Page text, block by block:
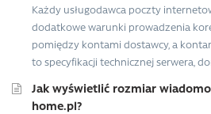
Każdy usługodawca poczty
dodatkowe warunki prowadzenia
pomiędzy kontami dostawcy, a
to specyfikacji technicznej serwera,
Jak wyświetlić rozmiar
home.pl?